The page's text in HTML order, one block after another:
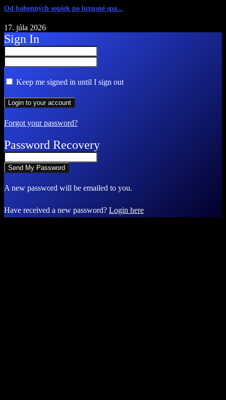
Od bahenných sopiek po luxusné spa...
17. júla 2026
Sign In
Keep me signed in until I sign out
Forgot your password?
Password Recovery
A new password will be emailed to you.
Have received a new password? Login here